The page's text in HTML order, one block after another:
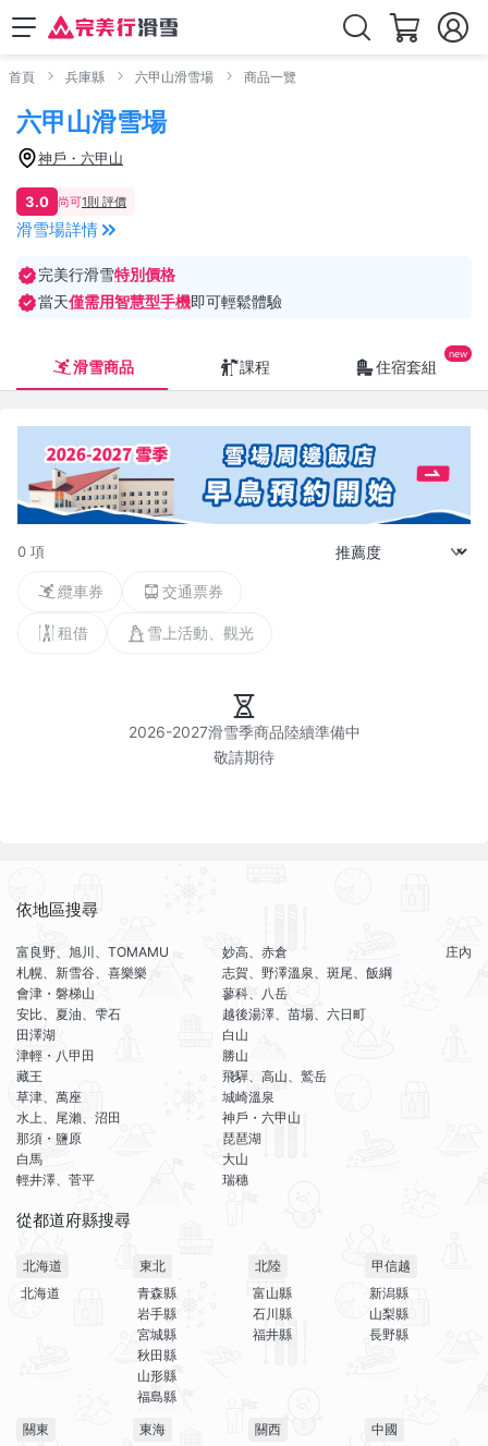
首頁 兵庫縣 六甲山滑雪場 商品一覽
六甲山滑雪場
神戶・六甲山
3.0 尚可1則 評價
滑雪場詳情
完美行滑雪特別價格
當天僅需用智慧型手機即可輕鬆體驗
滑雪商品 課程 住宿套組
0 項
纜車券 交通票券
租借 雪上活動、觀光
2026-2027滑雪季商品陸續準備中
依地區搜尋
富良野、旭川、TOMAMU
札幌、新雪谷、喜樂樂
會津・磐梯山
安比、夏油、雫石
田澤湖
津輕・八甲田
藏王
草津、萬座
水上、尾瀨、沼田
那須・鹽原
白馬
輕井澤、菅平
妙高、赤倉
志賀、野澤溫泉、斑尾、飯綱
蓼科、八岳
越後湯澤、苗場、六日町
白山
勝山
飛驒、高山、鷲岳
城崎溫泉
神戶・六甲山
琵琶湖
大山
瑞穗
庄內
從都道府縣搜尋
北海道
北海道
東北
青森縣
岩手縣
宮城縣
秋田縣
山形縣
福島縣
北陸
富山縣
石川縣
福井縣
甲信越
新潟縣
山梨縣
長野縣
關東
東海
關西
中國